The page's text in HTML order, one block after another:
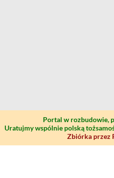
Portal w rozbudowie,
Uratujmy wspólnie polską
Zbiórka przez